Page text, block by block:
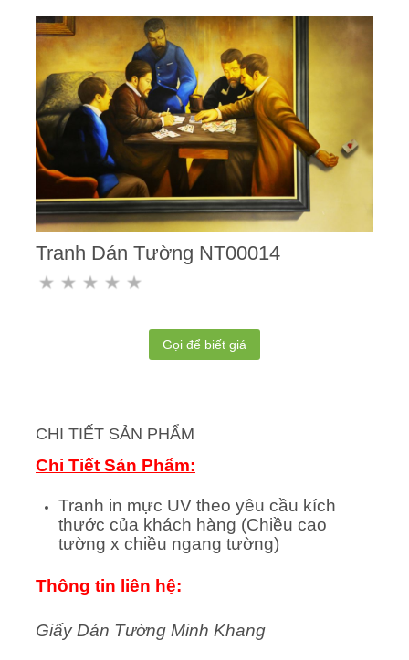
Tranh Dán Tường NT00014
Gọi để biết giá
CHI TIẾT SẢN PHẨM
Chi Tiết Sản Phẩm:
Tranh in mực UV theo yêu cầu kích
thước của khách hàng (Chiều cao
tường x chiều ngang tường)
Thông tin liên hệ:
Giấy Dán Tường Minh Khang